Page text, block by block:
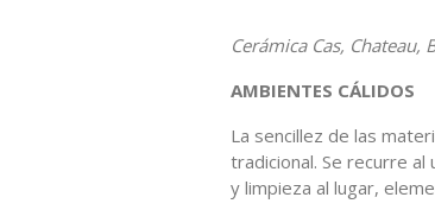
Cerámica Cas, Chateau,
AMBIENTES CÁLIDOS
La sencillez de las
tradicional. Se recurre
y limpieza al lugar,